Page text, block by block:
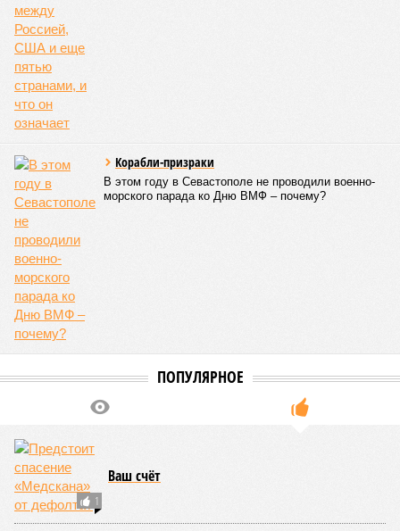
Корабли-призраки
В этом году в Севастополе не проводили военно-
морского парада ко Дню ВМФ – почему?
ПОПУЛЯРНОЕ
1
Ваш счёт